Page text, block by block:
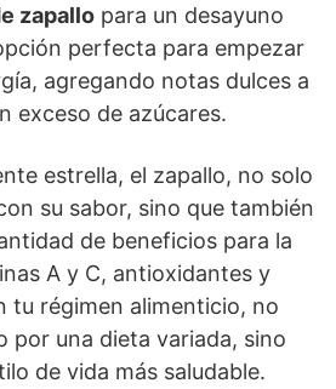
zapallo para un desayuno
perfecta para empezar
agregando notas dulces a
exceso de azúcares.
estrella, el zapallo, no solo
su sabor, sino que también
de beneficios para la
A y C, antioxidantes y
tu régimen alimenticio, no
por una dieta variada, sino
de vida más saludable.